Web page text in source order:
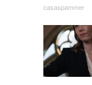
casaspammer